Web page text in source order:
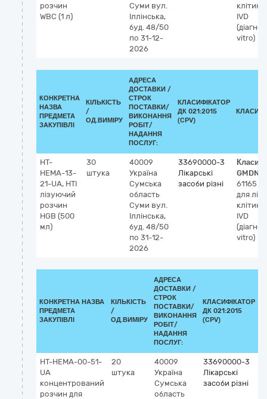
розчин
WBC (1 л)
Суми вул.
Іллінська,
буд. 48/50
по 31-12-
2026
клітин
IVD
vitro)
КОНКРЕТНА
НАЗВА
ПРЕДМЕТА
ЗАКУПІВЛІ
КІЛЬКІСТЬ
/
ОД.ВИМІРУ
АДРЕСА
ДОСТАВКИ /
СТРОК
ПОСТАВКИ/
ВИКОНАННЯ
РОБІТ/
НАДАННЯ
ПОСЛУГ:
КЛАСИФІКАТОР
ДК 021:2015
(CPV)
НТ-
НЕМА-13-
21-UA, НТІ
лізуючий
розчин
HGB (500
мл)
30
штука
40009
Україна
Сумська
область
Суми вул.
Іллінська,
буд. 48/50
по 31-12-
2026
33690000-3
Лікарські
засоби різні
GMDN-
61165
для
клітин
IVD
vitro)
КОНКРЕТНА НАЗВА
ПРЕДМЕТА
ЗАКУПІВЛІ
КІЛЬКІСТЬ
/
ОД.ВИМІРУ
АДРЕСА
ДОСТАВКИ /
СТРОК
ПОСТАВКИ/
ВИКОНАННЯ
РОБІТ/
НАДАННЯ
ПОСЛУГ:
КЛАСИФІКАТОР
ДК 021:2015
(CPV)
НТ-НЕМА-00-51-
UA
концентрований
розчин для
20
штука
40009
Україна
Сумська
область
33690000-3
Лікарські
засоби різні